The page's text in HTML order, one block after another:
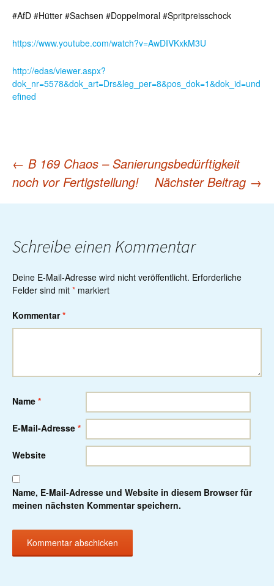
#AfD #Hütter #Sachsen #Doppelmoral #Spritpreisschock
https://www.youtube.com/watch?v=AwDIVKxkM3U
http://edas/viewer.aspx?
dok_nr=5578&dok_art=Drs&leg_per=8&pos_dok=1&dok_id=und
efined
Post
navigation
← B 169 Chaos – Sanierungsbedürftigkeit
noch vor Fertigstellung!
Nächster Beitrag →
Schreibe einen Kommentar
Deine E-Mail-Adresse wird nicht veröffentlicht. Erforderliche
Felder sind mit * markiert
Kommentar*
Name *
E-Mail-Adresse *
Website
Name, E-Mail-Adresse und Website in diesem Browser für
meinen nächsten Kommentar speichern.